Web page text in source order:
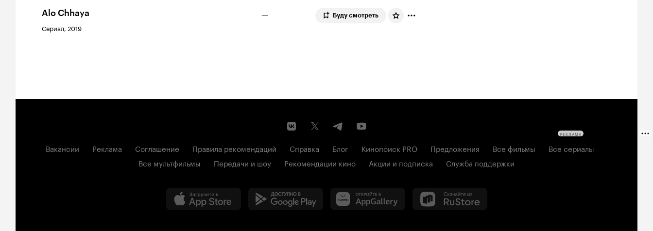
Alo Chhaya
Сериал, 2019
— Буду смотреть
Вакансии Реклама Соглашение Правила рекомендаций Справка Блог Кинопоиск PRO Предложения Все фильмы
Все сериалы
Все мультфильмы
Передачи и шоу Рекомендации кино Акции и подписка Служба поддержки
РЕКЛАМА